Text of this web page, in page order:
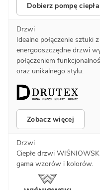
Dobierz pompę ciepła
Drzwi
Idealne połączenie sztuki
energooszczędne drzwi
połączeniem
oraz unikalnego stylu.
Zobacz więcej
Drzwi
Ciepłe drzwi
gama wzorów i kolorów.